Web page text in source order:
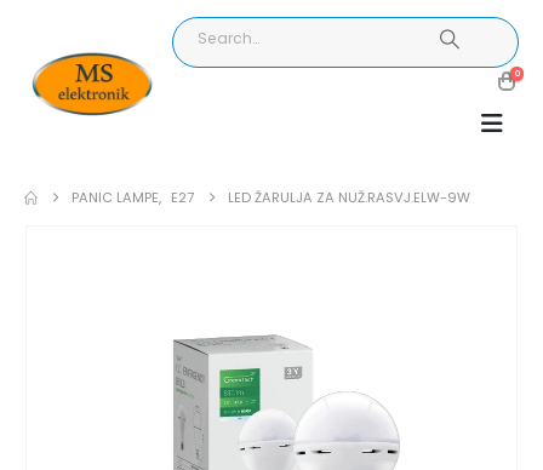
0
PANIC LAMPE, E27 LED ŽARULJA ZA NUŽ.RASVJ.ELW-9W